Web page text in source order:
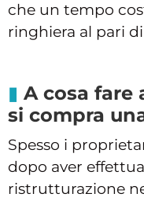
che un tempo
ringhiera al pari
A cosa fare
si compra
Spesso i
dopo aver
ristrutturazione